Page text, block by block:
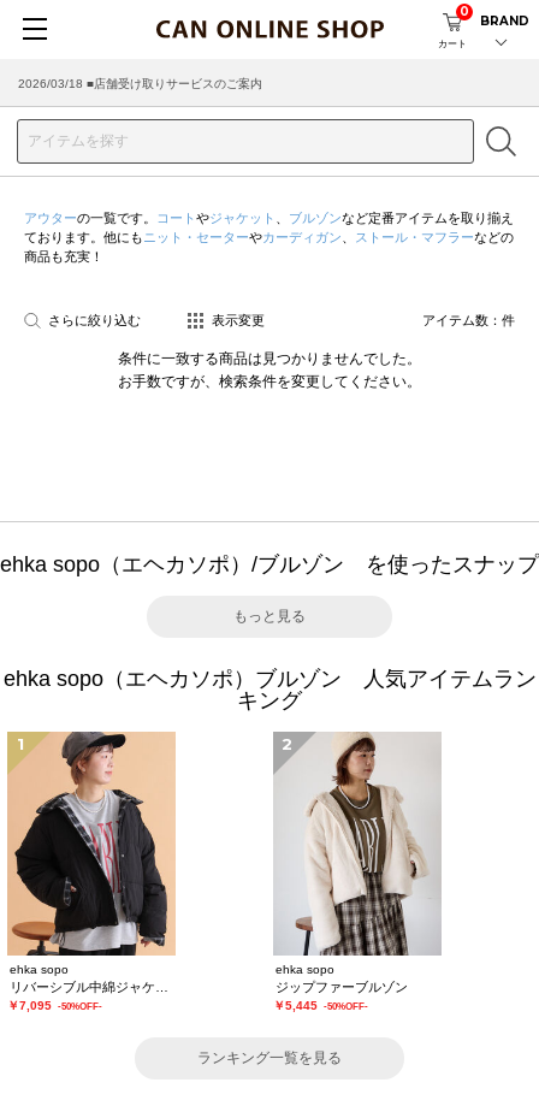
カート
0
BRAND
2026/03/18 ■店舗受け取りサービスのご案内
アウターの一覧です。 コート やジャケット ブルゾンなど定番アイテムを取り揃え
ております。他にも ニット・セーターやカーディガン ストール・マフラーなどの
商品も充実！
さらに絞り込む 表示変更 アイテム数： 件
条件に一致する商品は見つかりませんでした。
お手数ですが、検索条件を変更してください。
ehka sopo（エヘカソポ）/ブルゾン を使ったスナップ
もっと見る
ehka sopo（エヘカソポ）ブルゾン 人気アイテムラン
キング
1
ehka sopo
￥7,095 -50%OFF-
2
ehka sopo
ジップファーブルゾン
￥5,445 -50%OFF-
ランキング一覧を見る